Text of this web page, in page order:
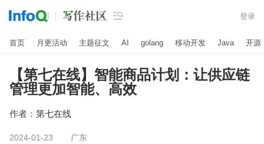
 登录
首页 月更活动 主题征文 AI golang 移动开发 Java 开源
【第七在线】智能商品计划：让供应链
管理更加智能、高效
作者： 第七在线
2024-01-23
广东